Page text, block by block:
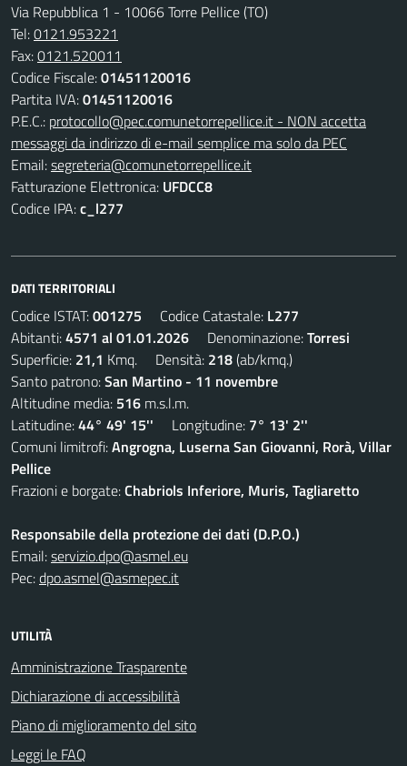
Via Repubblica 1 - 10066 Torre Pellice (TO)
Tel:0121.953221
Fax:0121.520011
Codice Fiscale:01451120016
Partita IVA:01451120016
P.E.C.: protocollo@pec.comunetorrepellice.it - NON accetta
messaggi da indirizzo di e-mail semplice ma solo da PEC
Email:segreteria@comunetorrepellice.it
Fatturazione Elettronica: UFDCC8
Codice IPA:c_l277
DATI TERRITORIALI
Codice ISTAT:001275 Codice Catastale: L277
Abitanti:4571 al 01.01.2026 Denominazione:Torresi
Superficie: 21,1 Kmq. Densità: 218(ab/kmq.)
Santo patrono:San Martino - 11 novembre
Altitudine media: 516 m.s.l.m.
Latitudine:44° 49' 15'' Longitudine: 7° 13' 2''
Comuni limitrofi:Angrogna, Luserna San Giovanni, Rorà, Villar
Pellice
Frazioni e borgate:Chabriols Inferiore, Muris, Tagliaretto
Responsabile della protezione dei dati (D.P.O.)
Email:servizio.dpo@asmel.eu
Pec:dpo.asmel@asmepec.it
UTILITÀ
Amministrazione Trasparente
Dichiarazione di accessibilità
Piano di miglioramento del sito
Leggi le FAQ